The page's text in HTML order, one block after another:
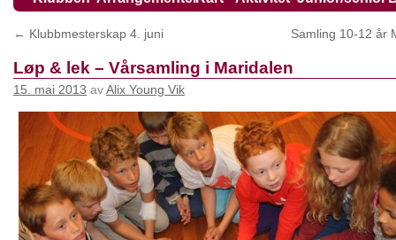
← Klubbmesterskap 4. juni Samling 10-12 år
Løp & lek – Vårsamling i Maridalen
15. mai 2013 avAlix Young Vik